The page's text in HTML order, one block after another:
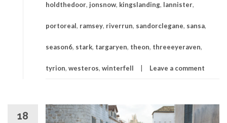
holdthedoor, jonsnow, kingslanding, lannister,
portoreal, ramsey, riverrun, sandorclegane, sansa,
season6, stark, targaryen, theon, threeeyeraven,
tyrion, westeros, winterfell Leave a comment
18